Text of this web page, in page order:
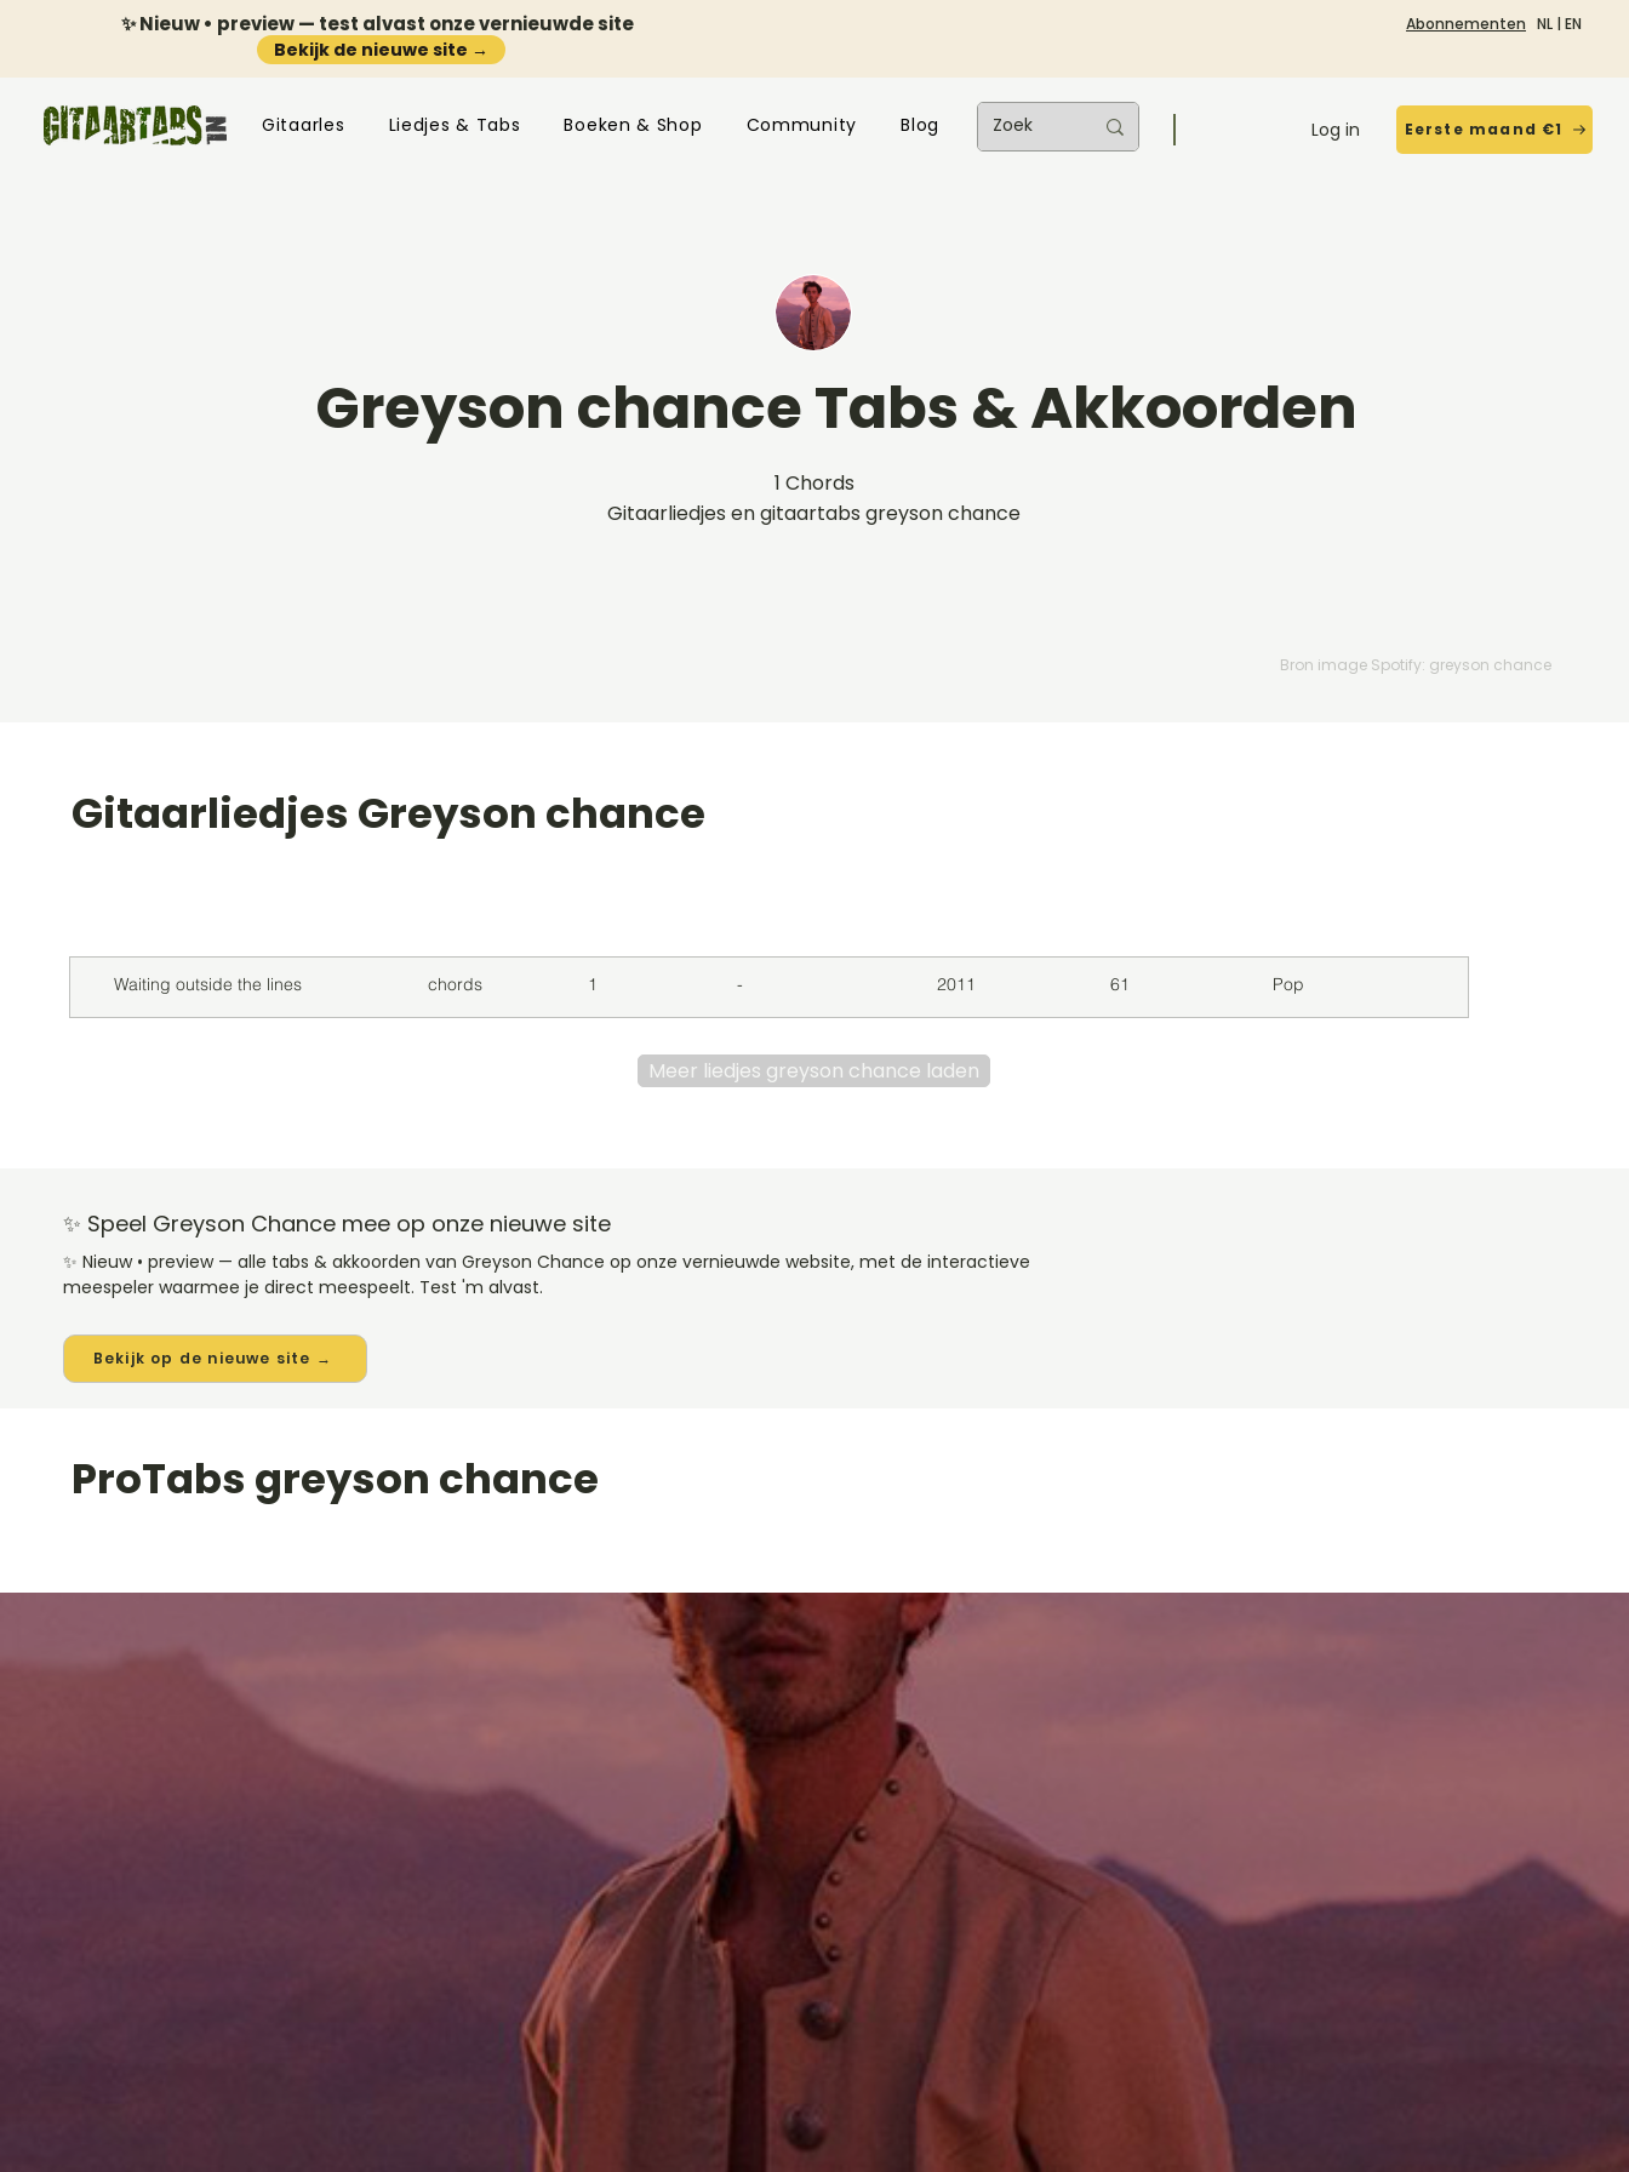
✨ Nieuw • preview — test alvast onze vernieuwde site
Bekijk de nieuwe site →
Abonnementen NL | EN
Gitaarles Liedjes & Tabs Boeken & Shop Community Blog Log in Eerste maand €1
Greyson chance Tabs & Akkoorden
1 Chords
Gitaarliedjes en gitaartabs greyson chance
Bron image Spotify: greyson chance
Gitaarliedjes Greyson chance
Waiting outside the lines chords 1 - 2011 61 Pop
Meer liedjes greyson chance laden
✨ Speel Greyson Chance mee op onze nieuwe site
✨ Nieuw • preview — alle tabs & akkoorden van Greyson Chance op onze vernieuwde website, met de interactieve
meespeler waarmee je direct meespeelt. Test 'm alvast.
Bekijk op de nieuwe site →
ProTabs greyson chance